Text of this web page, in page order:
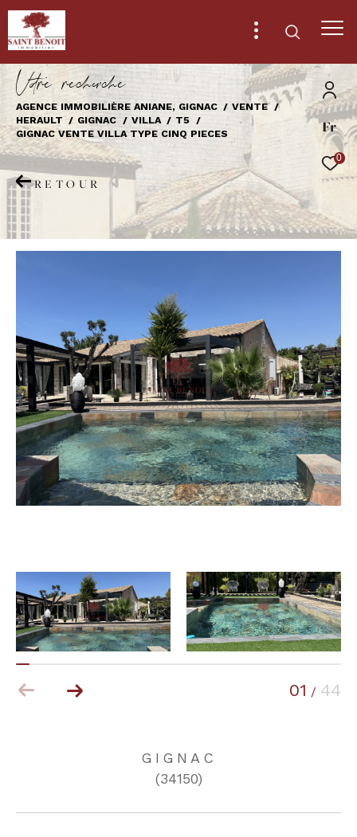
Fr
0
Vore recece
AGENCE IMMOBILIÈRE ANIANE, GIGNAC
VENTE
HERAULT
GIGNAC VILLA
T5
GIGNAC VENTE VILLA TYPE CINQ PIECES
RETOUR
01 / 44
GIGNAC
(34150)
Effectuer une recherche
et trouver le bien qui correspond à vos
critères
Type
d'offre
Vente
Budget
Budget
Surface
Surface
Pièces
AFFINER LES CRITÈRES
COUPS DE COEUR EXCLUSIVITÉS